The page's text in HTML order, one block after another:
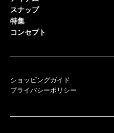
スナップ
特集
コンセプト
ショッピングガイド
プライバシーポリシー